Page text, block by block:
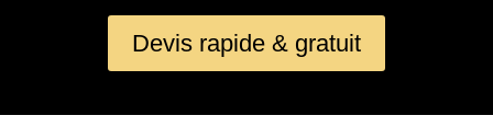
Devis rapide & gratuit